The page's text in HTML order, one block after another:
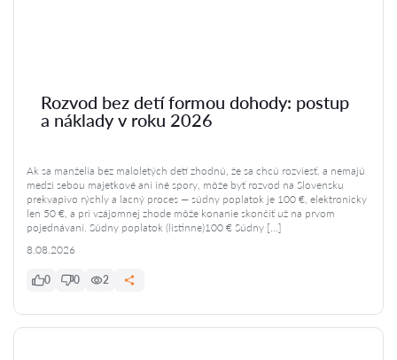
Rozvod bez detí formou dohody: postup
a náklady v roku 2026
Ak sa manželia bez maloletých detí zhodnú, že sa chcú rozviesť, a nemajú
medzi sebou majetkové ani iné spory, môže byť rozvod na Slovensku
prekvapivo rýchly a lacný proces — súdny poplatok je 100 €, elektronicky
len 50 €, a pri vzájomnej zhode môže konanie skončiť už na prvom
pojednávaní. Súdny poplatok (listinne)100 € Súdny […]
8.08.2026
0 0 2